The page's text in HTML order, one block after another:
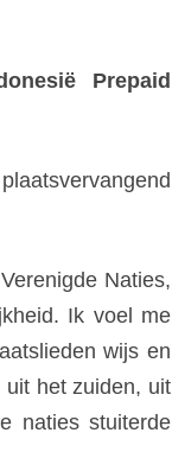
Prepaid
Naties,
Ik voel me
wijs en
het zuiden, uit
naties stuiterde